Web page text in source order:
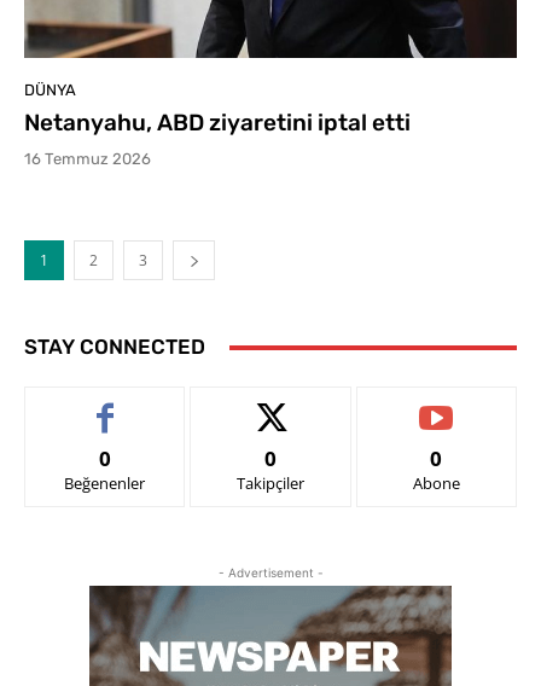
DÜNYA
Netanyahu, ABD ziyaretini iptal etti
16 Temmuz 2026
1 2 3
STAY CONNECTED
0
Beğenenler
0
Takipçiler
0
Abone
- Advertisement -